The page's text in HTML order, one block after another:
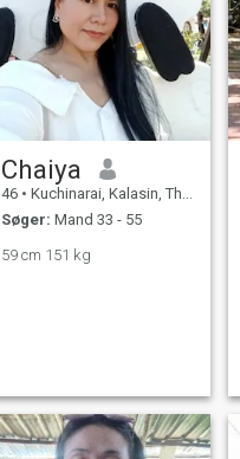
Chaiya
46 • Kuchinarai, Kalasin, Thailand
Søger: Mand 33 - 55
59 cm 151 kg